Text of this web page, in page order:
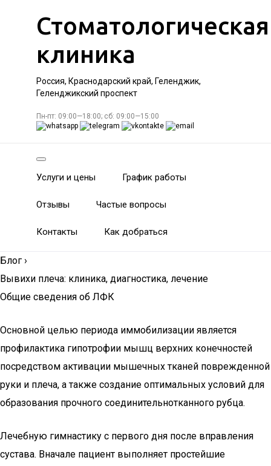
Стоматологическая
клиника
Россия, Краснодарский край, Геленджик,
Геленджикский проспект
Пн-пт: 09:00—18:00; сб: 09:00—15:00
Услуги и цены График работы
Отзывы Частые вопросы
Контакты Как добраться
Блог ›
Вывихи плеча: клиника, диагностика, лечение
Общие сведения об ЛФК
Основной целью периода иммобилизации является
профилактика гипотрофии мышц верхних конечностей
посредством активации мышечных тканей поврежденной
руки и плеча, а также создание оптимальных условий для
образования прочного соединительнотканного рубца.
Лечебную гимнастику с первого дня после вправления
сустава. Вначале пациент выполняет простейшие